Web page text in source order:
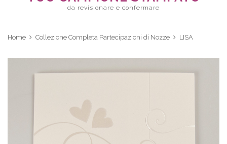
da revisionare e confermare
Home Collezione Completa Partecipazioni di Nozze LISA